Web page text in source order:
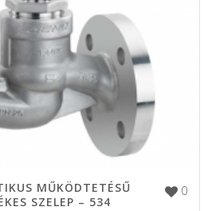
0
MŰKÖDTETÉSŰ
SZELEP – 534